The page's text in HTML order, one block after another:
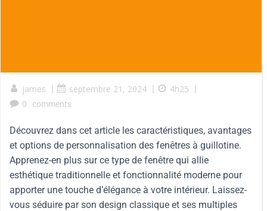
james | septembre 21, 2024 | 4h25 |
0
comments
Découvrez dans cet article les caractéristiques, avantages
et options de personnalisation des fenêtres à guillotine.
Apprenez-en plus sur ce type de fenêtre qui allie
esthétique traditionnelle et fonctionnalité moderne pour
apporter une touche d’élégance à votre intérieur. Laissez-
vous séduire par son design classique et ses multiples